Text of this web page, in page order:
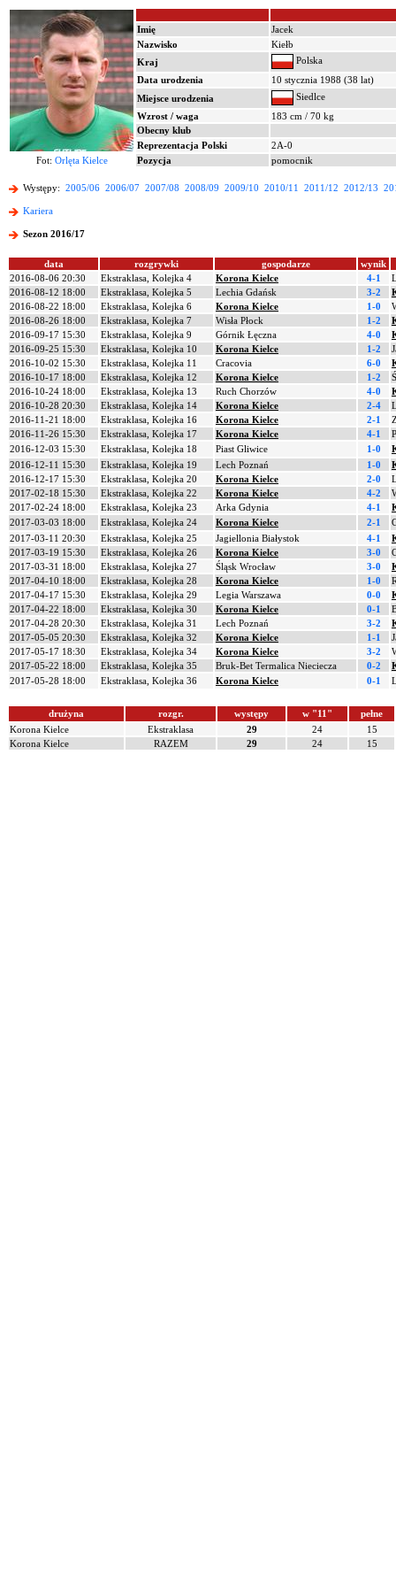
Imię
Jacek
Nazwisko
Kiełb
Kraj
Polska
Data urodzenia
10 stycznia 1988 (38 lat)
Miejsce urodzenia
Siedlce
Wzrost / waga
183 cm / 70 kg
Obecny klub
Reprezentacja Polski
2A-0
Fot: Orlęta Kielce Pozycja pomocnik
Występy: 2005/06 2006/07 2007/08 2008/09 2009/10 2010/11 2011/12 2012/13
Kariera
Sezon 2016/17
data rozgrywki gospodarze
wynik
2016-08-06 20:30
Ekstraklasa, Kolejka 4 Korona Kielce 4-1
2016-08-12 18:00
Ekstraklasa, Kolejka 5 Lechia Gdańsk 3-2
2016-08-22 18:00
Ekstraklasa, Kolejka 6 Korona Kielce 1-0
2016-08-26 18:00
Ekstraklasa, Kolejka 7 Wisła Płock 1-2
2016-09-17 15:30
Ekstraklasa, Kolejka 9 Górnik Łęczna 4-0
2016-09-25 15:30
Ekstraklasa, Kolejka 10 Korona Kielce 1-2
2016-10-02 15:30
Ekstraklasa, Kolejka 11 Cracovia 6-0
2016-10-17 18:00
Ekstraklasa, Kolejka 12 Korona Kielce 1-2
2016-10-24 18:00
Ekstraklasa, Kolejka 13 Ruch Chorzów 4-0
2016-10-28 20:30
Ekstraklasa, Kolejka 14 Korona Kielce 2-4
2016-11-21 18:00
Ekstraklasa, Kolejka 16 Korona Kielce 2-1
2016-11-26 15:30
Ekstraklasa, Kolejka 17 Korona Kielce 4-1
2016-12-03 15:30
Ekstraklasa, Kolejka 18 Piast Gliwice 1-0
2016-12-11 15:30
Ekstraklasa, Kolejka 19 Lech Poznań 1-0
2016-12-17 15:30
Ekstraklasa, Kolejka 20 Korona Kielce 2-0
2017-02-18 15:30
Ekstraklasa, Kolejka 22 Korona Kielce 4-2
2017-02-24 18:00
Ekstraklasa, Kolejka 23 Arka Gdynia 4-1
2017-03-03 18:00
Ekstraklasa, Kolejka 24 Korona Kielce 2-1
2017-03-11 20:30
Ekstraklasa, Kolejka 25 Jagiellonia Białystok 4-1
2017-03-19 15:30
Ekstraklasa, Kolejka 26 Korona Kielce 3-0
2017-03-31 18:00
Ekstraklasa, Kolejka 27 Śląsk Wrocław 3-0
2017-04-10 18:00
Ekstraklasa, Kolejka 28 Korona Kielce 1-0
2017-04-17 15:30
Ekstraklasa, Kolejka 29 Legia Warszawa 0-0
2017-04-22 18:00
Ekstraklasa, Kolejka 30 Korona Kielce 0-1
2017-04-28 20:30
Ekstraklasa, Kolejka 31 Lech Poznań 3-2
2017-05-05 20:30
Ekstraklasa, Kolejka 32 Korona Kielce 1-1
2017-05-17 18:30
Ekstraklasa, Kolejka 34 Korona Kielce 3-2
2017-05-22 18:00
Ekstraklasa, Kolejka 35 Bruk-Bet Termalica Nieciecza 0-2
2017-05-28 18:00
Ekstraklasa, Kolejka 36 Korona Kielce 0-1
drużyna rozgr. występy w "11"
pełne
Korona Kielce
Ekstraklasa 29 24
15
Korona Kielce
RAZEM 29 24 15